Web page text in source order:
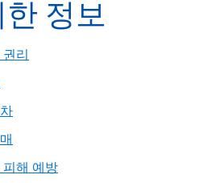
정보
리
해 예방